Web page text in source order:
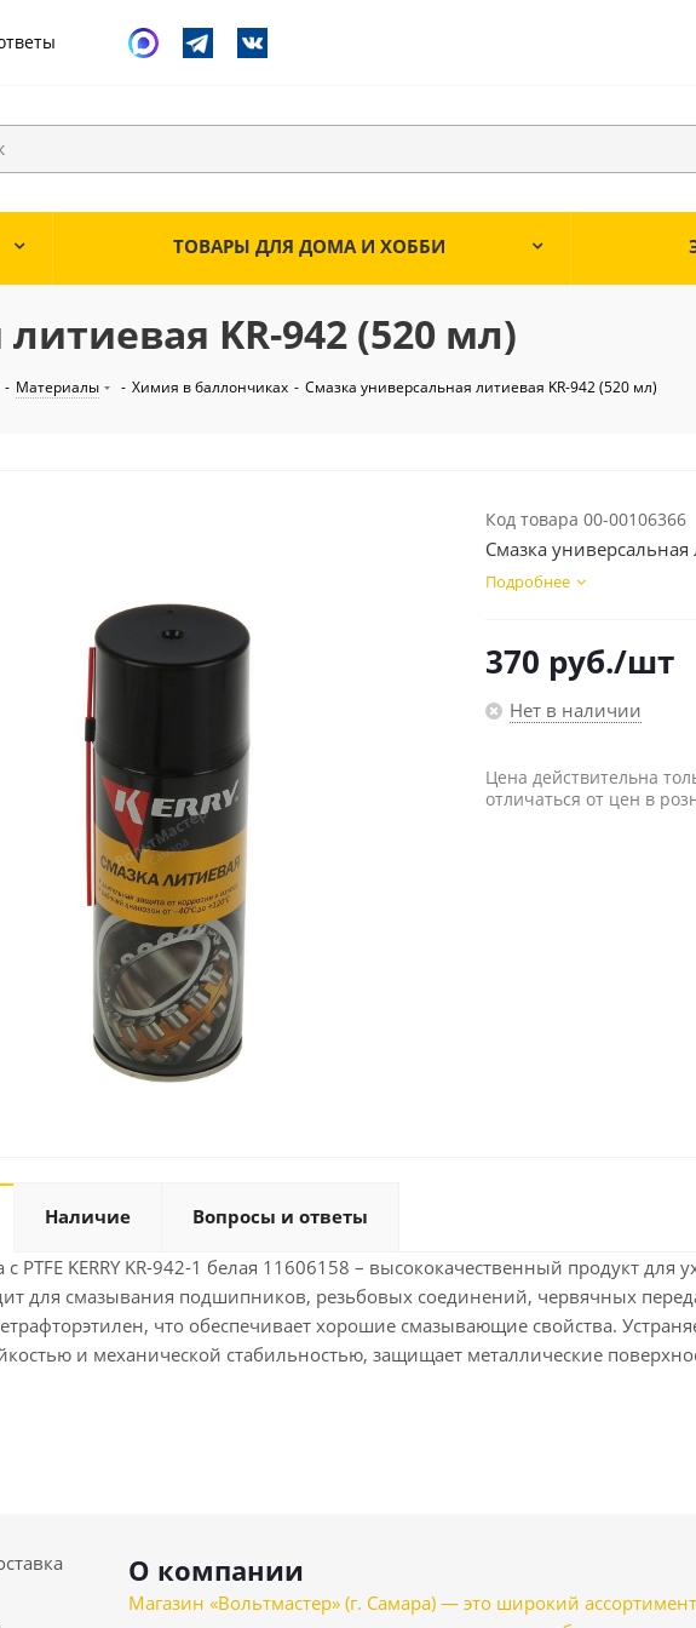
ТОВАРЫ ДЛЯ ДОМА И ХОББИ
KR-942 (520 мл)
- Материалы - Химия в баллончиках - Смазка универсальная литиевая KR-942 (520 мл)
Код товара 00-00106366
Смазка
Подробнее
370 руб./шт
Нет в наличии
Цена действительна
отличаться от цен в
Наличие Вопросы и ответы
с PTFE KERRY KR-942-1 белая 11606158 – высококачественный продукт
для смазывания подшипников, резьбовых соединений, червячных
что обеспечивает хорошие смазывающие свойства.
и механической стабильностью, защищает металлические
О компании
Магазин «Вольтмастер» (г. Самара) — это широкий ассортимент